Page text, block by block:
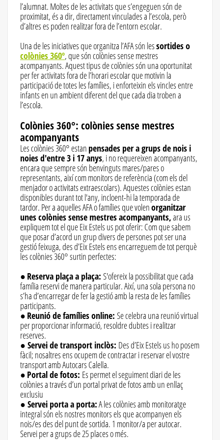
l’alumnat. Moltes de les activitats que s’engeguen són de
proximitat, és a dir, directament vinculades a l’escola, però
d’altres es poden realitzar fora de l’entorn escolar.
Una de les iniciatives que organitza l’AFA són lessortides o
colònies 360º, que són colònies sense mestres
acompanyants. Aquest tipus de colònies són una oportunitat
per fer activitats fora de l’horari escolar que motivin la
participació de totes les famílies, i enforteixin els vincles entre
infants en un ambient diferent del que cada dia troben a
l’escola.
Colònies 360°: colònies sense mestres
acompanyants
Les colònies 360° estan pensades per a grups de nois i
noies d'entre 3 i 17 anys, i no requereixen acompanyants,
encara que sempre són benvinguts mares/pares o
representants, així com monitors de referència (com els del
menjador o activitats extraescolars). Aquestes colònies estan
disponibles durant tot l'any, incloent-hi la temporada de
tardor. Per a aquelles AFA o famílies que volenorganitzar
unes colònies sense mestres acompanyants,ara us
expliquem tot el que Eix Estels us pot oferir: Com que sabem
que posar d’acord un grup divers de persones pot ser una
gestió feixuga, des d’Eix Estels ens encarreguem de tot perquè
les colònies 360° surtin perfectes:
● Reserva plaça a plaça: S'ofereix la possibilitat que cada
família reservi de manera particular. Així, una sola persona no
s’ha d’encarregar de fer la gestió amb la resta de les famílies
participants.
● Reunió de famílies online: Se celebra una reunió virtual
per proporcionar informació, resoldre dubtes i realitzar
reserves.
● Servei de transport inclòs: Des d’Eix Estels us ho posem
fàcil; nosaltres ens ocupem de contractar i reservar el vostre
transport amb Autocars Calella.
● Portal de fotos: Es permet el seguiment diari de les
colònies a través d’un portal privat de fotos amb un enllaç
exclusiu
● Servei porta a porta:A les colònies amb monitoratge
integral són els nostres monitors els que acompanyen els
nois/es des del punt de sortida. 1 monitor/a per autocar.
Servei per a grups de 25 places o més.